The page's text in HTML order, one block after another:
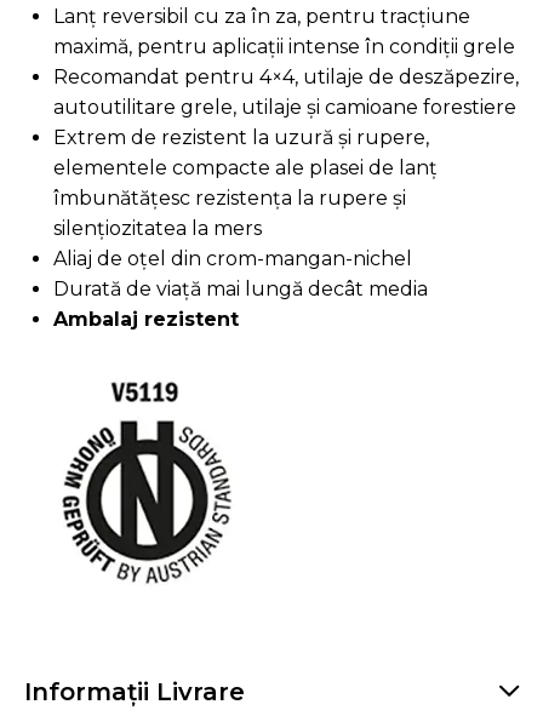
Lanț reversibil cu za în za, pentru tracțiune
maximă, pentru aplicații intense în condiții grele
Recomandat pentru 4×4, utilaje de deszăpezire,
autoutilitare grele, utilaje și camioane forestiere
Extrem de rezistent la uzură și rupere,
elementele compacte ale plasei de lanț
îmbunătățesc rezistența la rupere și
silențiozitatea la mers
Aliaj de oțel din crom-mangan-nichel
Durată de viață mai lungă decât media
Ambalaj rezistent
Informații Livrare